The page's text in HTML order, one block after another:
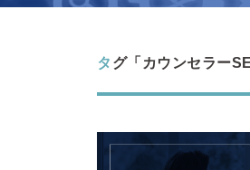
タグ「カウンセラー